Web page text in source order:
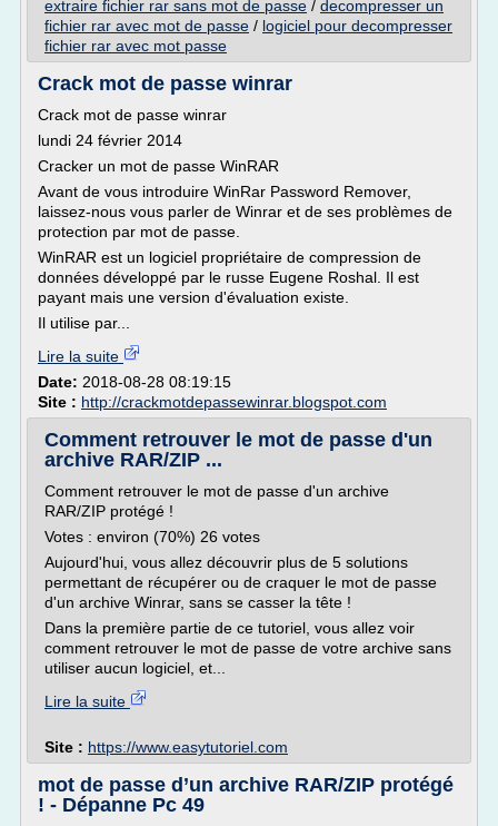
extraire fichier rar sans mot de passe / decompresser un
fichier rar avec mot de passe / logiciel pour decompresser
fichier rar avec mot passe
Crack mot de passe winrar
Crack mot de passe winrar
lundi 24 février 2014
Cracker un mot de passe WinRAR
Avant de vous introduire WinRar Password Remover,
laissez-nous vous parler de Winrar et de ses problèmes de
protection par mot de passe.
WinRAR est un logiciel propriétaire de compression de
données développé par le russe Eugene Roshal. Il est
payant mais une version d'évaluation existe.
Il utilise par...
Lire la suite
Date: 2018-08-28 08:19:15
Site : http://crackmotdepassewinrar.blogspot.com
Comment retrouver le mot de passe d'un
archive RAR/ZIP ...
Comment retrouver le mot de passe d'un archive
RAR/ZIP protégé !
Votes : environ (70%) 26 votes
Aujourd'hui, vous allez découvrir plus de 5 solutions
permettant de récupérer ou de craquer le mot de passe
d'un archive Winrar, sans se casser la tête !
Dans la première partie de ce tutoriel, vous allez voir
comment retrouver le mot de passe de votre archive sans
utiliser aucun logiciel, et...
Lire la suite
Site : https://www.easytutoriel.com
mot de passe d’un archive RAR/ZIP protégé
! - Dépanne Pc 49